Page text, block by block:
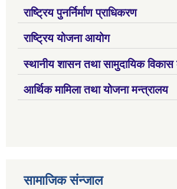
राष्ट्रिय पुनर्निर्माण प्राधिकरण
राष्ट्रिय योजना आयोग
स्थानीय शासन तथा सामुदायिक विकास
आर्थिक मामिला तथा योजना मन्त्रालय
सामाजिक संन्जाल